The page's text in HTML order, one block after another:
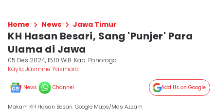
Home News Jawa Timur
KH Hasan Besari, Sang 'Punjer' Para
Ulama di Jawa
05 Des 2024, 15:10 WIB Kab. Ponorogo
Kayla Jasmine Yasmara
News Channel Add Us on Google
Makam KH Hasan Besari. Google Maps/Mas Azzam